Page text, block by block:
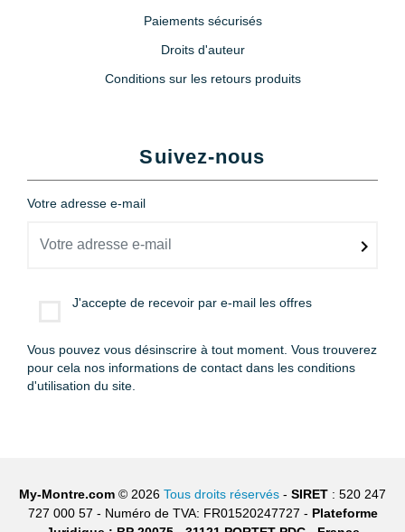
Paiements sécurisés
Droits d'auteur
Conditions sur les retours produits
Suivez-nous
Votre adresse e-mail
J'accepte de recevoir par e-mail les offres
Vous pouvez vous désinscrire à tout moment. Vous trouverez
pour cela nos informations de contact dans les conditions
d'utilisation du site.
My-Montre.com © 2026 Tous droits réservés - SIRET : 520 247
727 000 57 - Numéro de TVA: FR01520247727 - Plateforme